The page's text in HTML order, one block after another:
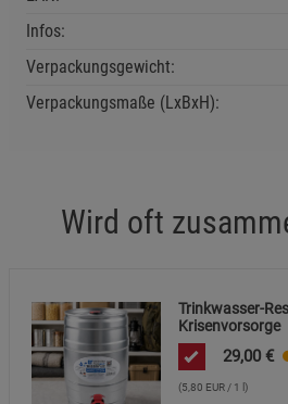
lagern.
Infos:
Verpackungsgewicht:
Verpackungsmaße (LxBxH):
Wird oft
Trinkwasser-
Krisenvorsorge
29,00 €
(5,80 EUR / 1 l)